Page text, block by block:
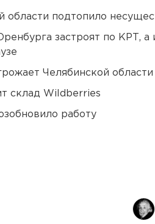
области подтопило
застроят по КРТ, а
Челябинской области
склад Wildberries
работу